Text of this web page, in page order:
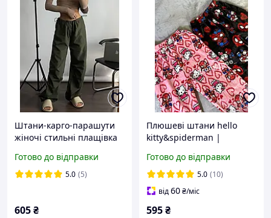
Штани-карго-парашути
жіночі стильні плащівка
LOOK"
Готово до відправки
5.0 (5)
605₴
Плюшеві штани hello
kitty&spiderman |
кітті
Готово до відправки
5.0 (10)
від60₴/міс
595₴